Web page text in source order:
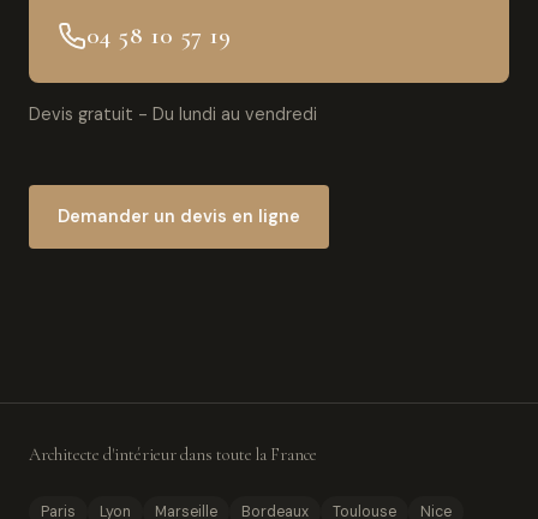
04 58 10 57 19
Devis gratuit - Du lundi au vendredi
Demander un devis en ligne
Architecte d'intérieur dans toute la France
Paris Lyon Marseille Bordeaux Toulouse Nice